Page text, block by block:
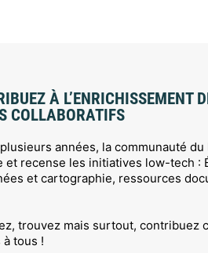
À L’ENRICHISSEMENT
COLLABORATIFS
années, la communauté
et recense les initiatives low-tech :
et cartographie, ressources
trouvez mais surtout, contribuez
tous !